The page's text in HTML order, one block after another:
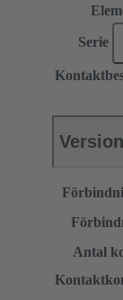
Serie
Version
Antal